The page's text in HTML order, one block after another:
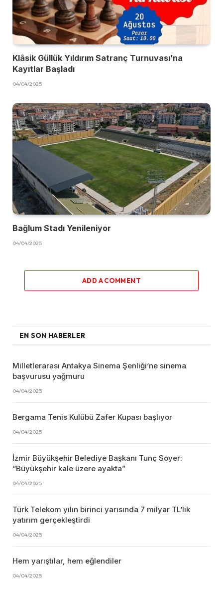
Klâsik Güllük Yıldırım Satranç Turnuvası’na
Kayıtlar Başladı
04/04/2025
Bağlum Stadı Yenileniyor
04/04/2025
ADD A COMMENT
EN SON HABERLER
Milletlerarası Antakya Sinema Şenliği’ne sinema
başvurusu yağmuru
04/04/2025
Bergama Tenis Kulübü Zafer Kupası başlıyor
04/04/2025
İzmir Büyükşehir Belediye Başkanı Tunç Soyer:
“Büyükşehir kale üzere ayakta”
04/04/2025
Türk Telekom yılın birinci yarısında 7 milyar TL’lik
yatırım gerçekleştirdi
04/04/2025
Hem yarıştılar, hem eğlendiler
04/04/2025